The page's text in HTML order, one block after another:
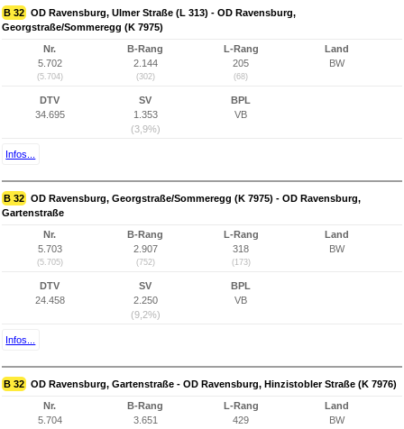
B 32 OD Ravensburg, Ulmer Straße (L 313) - OD Ravensburg,
Georgstraße/Sommeregg (K 7975)
Nr.
5.702
(5.704)
B-Rang
2.144
(302)
L-Rang
205
(68)
Land
BW
DTV
34.695
SV
1.353
(3,9%)
BPL
VB
Infos...
B 32 OD Ravensburg, Georgstraße/Sommeregg (K 7975) - OD Ravensburg,
Gartenstraße
Nr.
5.703
(5.705)
B-Rang
2.907
(752)
L-Rang
318
(173)
Land
BW
DTV
24.458
SV
2.250
(9,2%)
BPL
VB
Infos...
B 32 OD Ravensburg, Gartenstraße - OD Ravensburg, Hinzistobler Straße (K 7976)
Nr.
5.704
B-Rang
3.651
L-Rang
429
Land
BW